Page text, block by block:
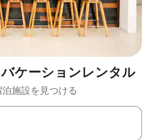
ケーションレンタル
施設を見つける
、上下の矢印キーを使って移動するか